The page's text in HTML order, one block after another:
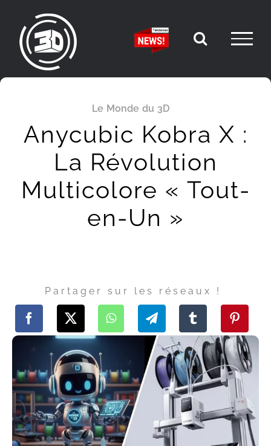
contenu
Le Monde du 3D
Anycubic Kobra X :
La Révolution
Multicolore « Tout-
en-Un »
Partager sur les réseaux !